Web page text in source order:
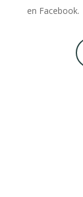
en Facebook.